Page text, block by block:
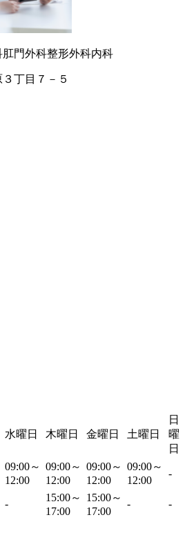
肛門外科整形外科内科
丁目７－５
水曜日 木曜日 金曜日 土曜日
日
曜
日
09:00～
12:00
09:00～
12:00
09:00～
12:00
09:00～
12:00
-
-
15:00～
17:00
15:00～
17:00
- -